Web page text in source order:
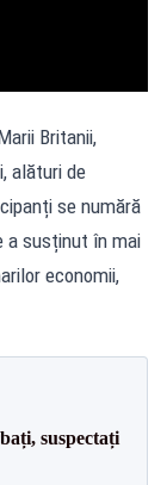
Britanii,
alături de
se numără
a susținut în mai
economii,
suspectați